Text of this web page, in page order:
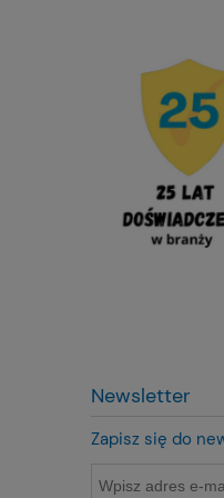
Newsletter
Zapisz się do